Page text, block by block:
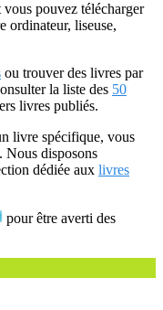
pouvez télécharger
ordinateur, liseuse,
ou trouver des livres par
la liste des 50
livres publiés.
livre spécifique, vous
Nous disposons
dédiée aux livres
pour être averti des